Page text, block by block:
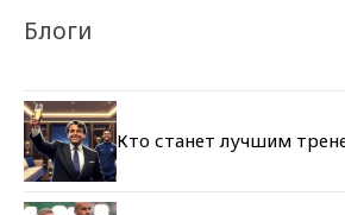
Блоги
Кто станет лучшим